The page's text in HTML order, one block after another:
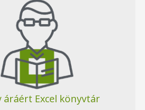
áráért Excel könyvtár